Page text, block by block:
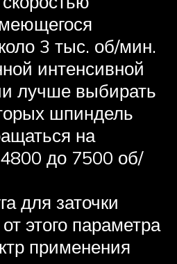
3 тыс. об/мин.
интенсивной
лучше выбирать
шпиндель
на
4800 до 7500 об/
для заточки
этого параметра
применения